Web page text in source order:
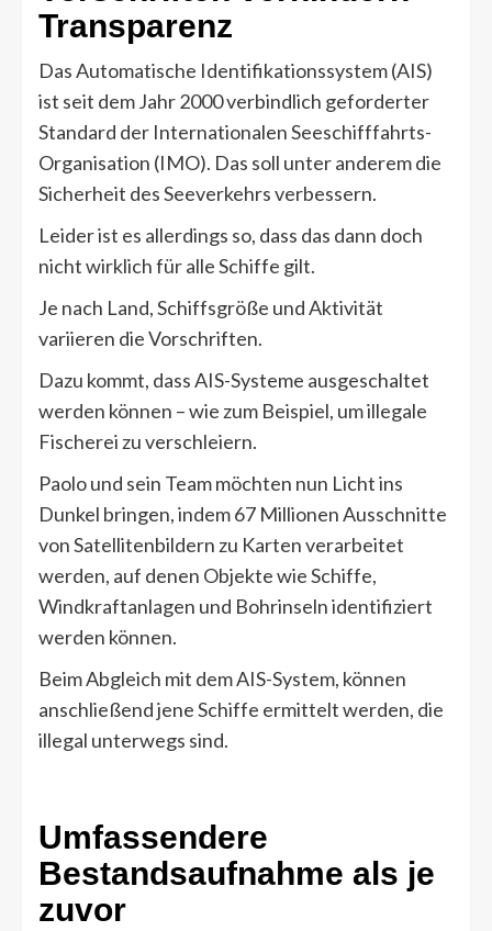
Transparenz
Das Automatische Identifikationssystem (AIS)
ist seit dem Jahr 2000 verbindlich geforderter
Standard der Internationalen Seeschifffahrts-
Organisation (IMO). Das soll unter anderem die
Sicherheit des Seeverkehrs verbessern.
Leider ist es allerdings so, dass das dann doch
nicht wirklich für alle Schiffe gilt.
Je nach Land, Schiffsgröße und Aktivität
variieren die Vorschriften.
Dazu kommt, dass AIS-Systeme ausgeschaltet
werden können – wie zum Beispiel, um illegale
Fischerei zu verschleiern.
Paolo und sein Team möchten nun Licht ins
Dunkel bringen, indem 67 Millionen Ausschnitte
von Satellitenbildern zu Karten verarbeitet
werden, auf denen Objekte wie Schiffe,
Windkraftanlagen und Bohrinseln identifiziert
werden können.
Beim Abgleich mit dem AIS-System, können
anschließend jene Schiffe ermittelt werden, die
illegal unterwegs sind.
Umfassendere
Bestandsaufnahme als je
zuvor